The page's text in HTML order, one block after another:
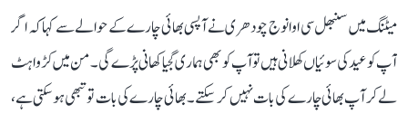
میٹنگ میں سنبھل سی او انوج چودھری نے آپسی بھائی چارے کے حوالے سے کہا کہ اگر
آپ کو عید کی سوئیاں کھلانی ہیں تو آپ کو بھی ہماری گجیا کھانی پڑے گی۔ من میں کڑواہٹ
لے کر آپ بھائی چارے کی بات نہیں کر سکتے۔ بھائی چارے کی بات تو تبھی ہو سکتی ہے،